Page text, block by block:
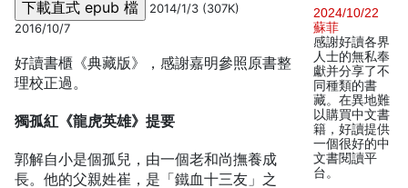
2014/1/3 (307K)
2016/10/7
好讀書櫃《典藏版》，感謝嘉明參照原書整
理校正過。
獨孤紅《龍虎英雄》提要
郭解自小是個孤兒，由一個老和尚撫養成
長。他的父親姓崔，是「鐵血十三友」之
2024/10/22
蘇菲
感謝好讀各界
人士的無私奉
獻并分享了不
同種類的書
藏。在異地難
以購買中文書
籍，好讀提供
一個很好的中
文書閱讀平
台。